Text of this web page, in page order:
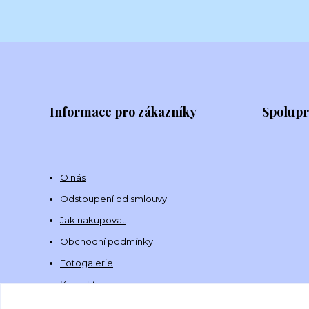
Informace pro zákazníky
O nás
Odstoupení od smlouvy
Jak nakupovat
Obchodní podmínky
Fotogalerie
Kontakty